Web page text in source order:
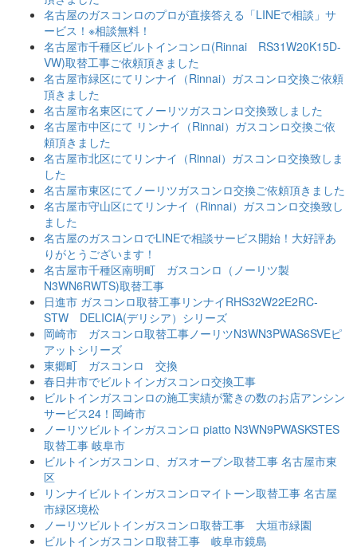
名古屋のガスコンロのプロが直接答える「LINEで相談」サ
ービス！※相談無料！
名古屋市千種区ビルトインコンロ(Rinnai RS31W20K15D-
VW)取替工事ご依頼頂きました
名古屋市緑区にてリンナイ（Rinnai）ガスコンロ交換ご依頼
頂きました
名古屋市名東区にてノーリツガスコンロ交換致しました
名古屋市中区にて リンナイ（Rinnai）ガスコンロ交換ご依
頼頂きました
名古屋市北区にてリンナイ（Rinnai）ガスコンロ交換致しま
した
名古屋市東区にてノーリツガスコンロ交換ご依頼頂きました
名古屋市守山区にてリンナイ（Rinnai）ガスコンロ交換致し
ました
名古屋のガスコンロでLINEで相談サービス開始！大好評あ
りがとうございます！
名古屋市千種区南明町 ガスコンロ（ノーリツ製
N3WN6RWTS)取替工事
日進市 ガスコンロ取替工事リンナイRHS32W22E2RC-
STW DELICIA(デリシア）シリーズ
岡崎市 ガスコンロ取替工事ノーリツN3WN3PWAS6SVEピ
アットシリーズ
東郷町 ガスコンロ 交換
春日井市でビルトインガスコンロ交換工事
ビルトインガスコンロの施工実績が驚きの数のお店アンシン
サービス24！岡崎市
ノーリツビルトインガスコンロ piatto N3WN9PWASKSTES
取替工事 岐阜市
ビルトインガスコンロ、ガスオーブン取替工事 名古屋市東
区
リンナイビルトインガスコンロマイトーン取替工事 名古屋
市緑区境松
ノーリツビルトインガスコンロ取替工事 大垣市緑園
ビルトインガスコンロ取替工事 岐阜市鏡島